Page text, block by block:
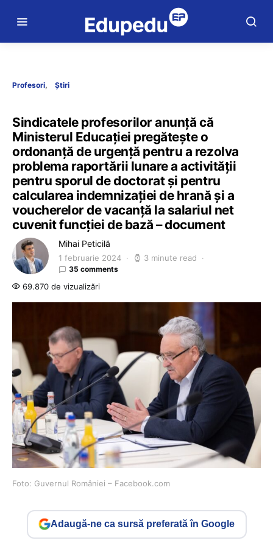
Profesori Știri
Sindicatele profesorilor anunță că
Ministerul Educației pregătește o
ordonanță de urgență pentru a rezolva
problema raportării lunare a activității
pentru sporul de doctorat și pentru
calcularea indemnizației de hrană și a
voucherelor de vacanță la salariul net
cuvenit funcției de bază – document
Mihai Peticilă
1 februarie 2024 3 minute read
35 comments
69.870 de vizualizări
Foto: Guvernul României – Facebook.com
Adaugă-ne ca sursă preferată în Google